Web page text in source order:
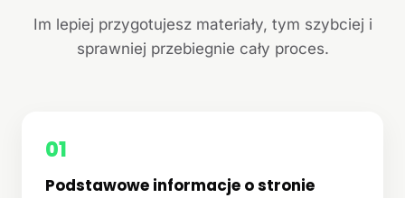
Im lepiej przygotujesz materiały, tym szybciej i
sprawniej przebiegnie cały proces.
01
Podstawowe informacje o stronie